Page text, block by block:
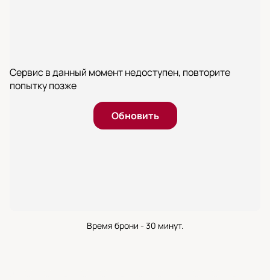
Сервис в данный момент недоступен, повторите
попытку позже
Обновить
Время брони - 30 минут.